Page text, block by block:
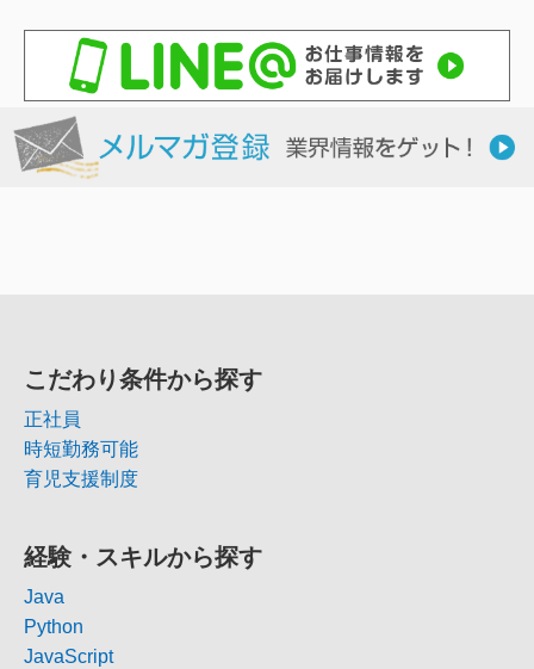
こだわり条件から探す
正社員
時短勤務可能
育児支援制度
経験・スキルから探す
Java
Python
JavaScript